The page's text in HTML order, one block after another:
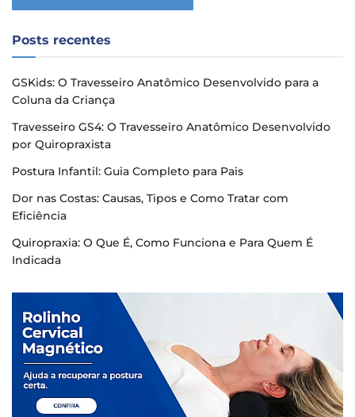
Posts recentes
GSKids: O Travesseiro Anatômico Desenvolvido para a
Coluna da Criança
Travesseiro GS4: O Travesseiro Anatômico Desenvolvido
por Quiropraxista
Postura Infantil: Guia Completo para Pais
Dor nas Costas: Causas, Tipos e Como Tratar com
Eficiência
Quiropraxia: O Que É, Como Funciona e Para Quem É
Indicada